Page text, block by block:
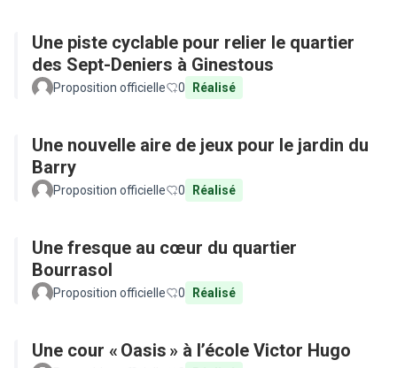
Une piste cyclable pour relier le quartier
des Sept-Deniers à Ginestous
Proposition officielle 0 Réalisé
Une nouvelle aire de jeux pour le jardin du
Barry
Proposition officielle 0 Réalisé
Une fresque au cœur du quartier
Bourrasol
Proposition officielle 0 Réalisé
Une cour « Oasis » à l’école Victor Hugo